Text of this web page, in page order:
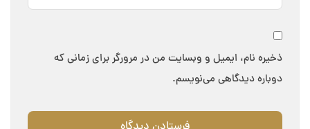
ذخیره نام، ایمیل و وبسایت من در مرورگر برای زمانی که
دوباره دیدگاهی می‌نویسم.